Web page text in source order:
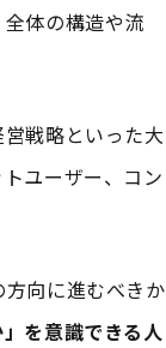
体の構造や流
戦略といった大
ユーザー、コン
向に進むべきか
を意識できる人